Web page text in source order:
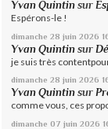
Yvan Quintin sur
Espérons-le !
dimanche 28 juin 2026
Yvan Quintin sur
je suis très
dimanche 28 juin 2026
Yvan Quintin sur
comme vous, ces
dimanche 07 juin 2026